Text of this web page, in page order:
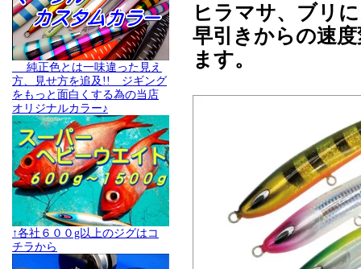
純正色とは一味違った見え
方、見せ方を追及!! ジギング
をもっと面白くする為の当店
オリジナルカラー♪
↑各社６００g以上のジグはコ
チラから
ヒラマサ、ブリ
早引きからの速
ます。